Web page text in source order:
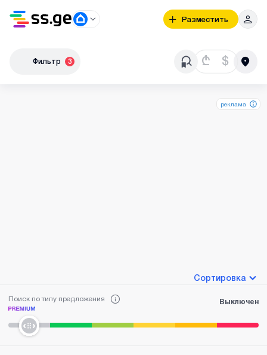
Разместить
Фильтр 3 ₾ $
реклама
Сортировка
Поиск по типу предложения Выключен